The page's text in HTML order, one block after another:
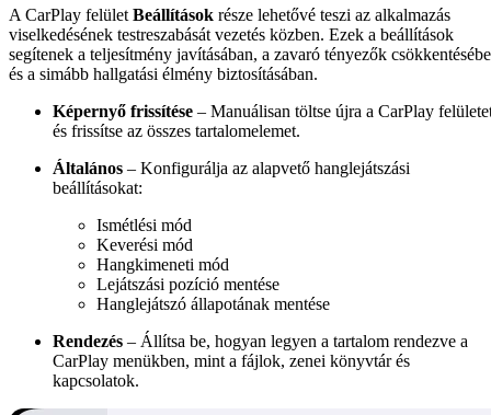
A CarPlay felület Beállítások része lehetővé teszi az alkalmazás
viselkedésének testreszabását vezetés közben. Ezek a beállítások
segítenek a teljesítmény javításában, a zavaró tényezők
és a simább hallgatási élmény biztosításában.
Képernyő frissítése – Manuálisan töltse újra a CarPlay
és frissítse az összes tartalomelemet.
Általános – Konfigurálja az alapvető hanglejátszási
beállításokat:
Ismétlési mód
Keverési mód
Hangkimeneti mód
Lejátszási pozíció mentése
Hanglejátszó állapotának mentése
Rendezés – Állítsa be, hogyan legyen a tartalom rendezve a
CarPlay menükben, mint a fájlok, zenei könyvtár és
kapcsolatok.